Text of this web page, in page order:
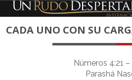
CADA UNO CON SU
Números 4:21 –
Parashá